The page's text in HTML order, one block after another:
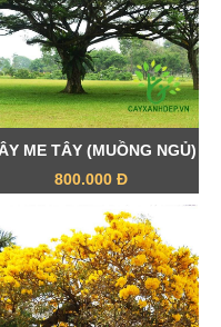
ME TÂY (MUỒNG NGỦ)
800.000 Đ